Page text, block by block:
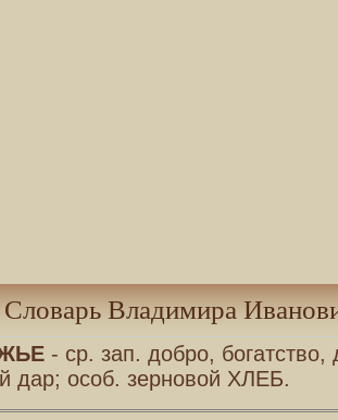
Словарь Владимира
- ср. зап. добро, богатство,
дар; особ. зерновой ХЛЕБ.